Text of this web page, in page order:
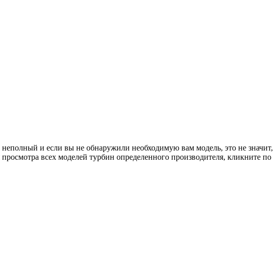
неполный и если вы не обнаружили необходимую вам модель, это не значит,
всех моделей турбин определенного производителя, кликните по